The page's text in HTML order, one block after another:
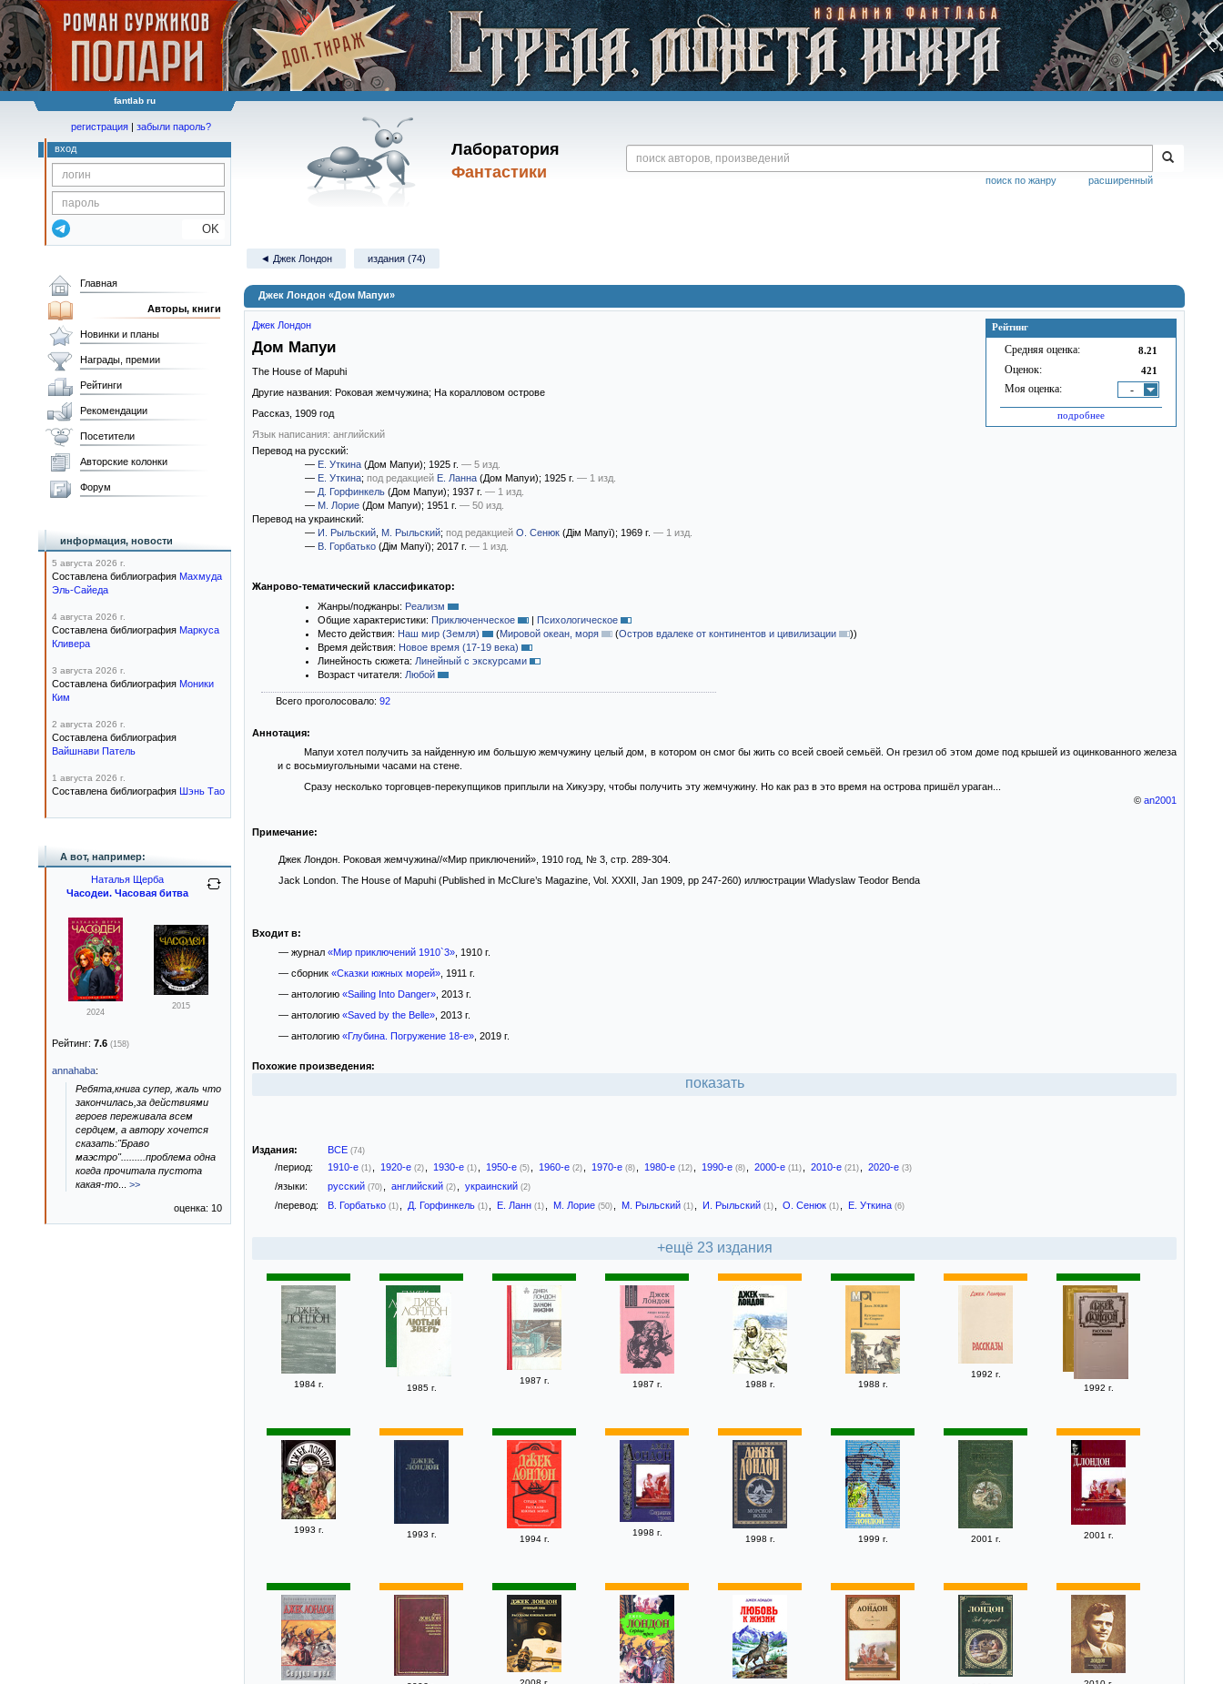
fantlab ru
Лаборатория
Фантастики
расширенный
поиск по жанру
регистрация | забыли пароль?
вход
OK
◄ Джек Лондон издания (74)
Джек Лондон «Дом Мапуи»
Рейтинг
Средняя оценка: 8.21
Оценок: 421
Моя оценка: -
подробнее
Джек Лондон
Дом Мапуи
The House of Mapuhi
Другие названия: Роковая жемчужина; На коралловом острове
Рассказ, 1909 год
Язык написания: английский
Перевод на русский:
— Е. Уткина (Дом Мапуи); 1925 г. — 5 изд.
— Е. Уткина; под редакцией Е. Ланна (Дом Мапуи); 1925 г. — 1 изд.
— Д. Горфинкель (Дом Мапуи); 1937 г. — 1 изд.
— М. Лорие (Дом Мапуи); 1951 г. — 50 изд.
Перевод на украинский:
— И. Рыльский М. Рыльский; под редакцией О. Сенюк (Дім Мапуї); 1969 г. — 1 изд.
— В. Горбатько (Дім Мапуї); 2017 г. — 1 изд.
Жанрово-тематический классификатор:
Жанры/поджанры: Реализм
Общие характеристики: Приключенческое | Психологическое
Место действия: Наш мир (Земля) (Мировой океан, моря (Остров вдалеке от континентов и цивилизации ))
Время действия: Новое время (17-19 века)
Линейность сюжета: Линейный с экскурсами
Возраст читателя: Любой
Всего проголосовало: 92
Аннотация:
Мапуи хотел получить за найденную им большую жемчужину целый дом, в котором он смог бы жить со всей своей семьёй. Он грезил об этом доме под крышей из оцинкованного железа
и с восьмиугольными часами на стене.
Сразу несколько торговцев-перекупщиков приплыли на Хикуэру, чтобы получить эту жемчужину. Но как раз в это время на острова пришёл ураган...
© an2001
Примечание:
Джек Лондон. Роковая жемчужина//«Мир приключений», 1910 год, № 3, стр. 289-304.
Jack London. The House of Mapuhi (Published in McClure’s Magazine, Vol. XXXII, Jan 1909, pp 247-260) иллюстрации Wladyslaw Teodor Benda
Входит в:
— журнал «Мир приключений 1910`3», 1910 г.
— сборник «Сказки южных морей», 1911 г.
— антологию «Sailing Into Danger», 2013 г.
— антологию «Saved by the Belle», 2013 г.
— антологию «Глубина. Погружение 18-е», 2019 г.
Похожие произведения:
показать
Издания: ВСЕ (74)
/период: 1910-е (1) 1920-е (2) 1930-е (1) 1950-е (5) 1960-е (2) 1970-е (8) 1980-е (12) 1990-е (8) 2000-е (11) 2010-е (21) 2020-е (3)
/языки: русский (70) английский (2) украинский (2)
/перевод: В. Горбатько (1) Д. Горфинкель (1) Е. Ланн (1) М. Лорие (50) М. Рыльский (1) И. Рыльский (1) О. Сенюк (1) Е. Уткина (6)
+ещё 23 издания
1984 г. 1985 г.
1987 г. 1987 г. 1988 г. 1988 г.
1992 г.
1992 г.
1993 г. 1993 г. 1994 г.
1998 г.
1998 г. 1999 г. 2001 г. 2001 г.
Главная
Авторы, книги
Новинки и планы
Награды, премии
Рейтинги
Рекомендации
Посетители
Авторские колонки
Форум
информация, новости
5 августа 2026 г.
Составлена библиография Махмуда
Эль-Сайеда
4 августа 2026 г.
Составлена библиография Маркуса
Кливера
3 августа 2026 г.
Составлена библиография Моники
Ким
2 августа 2026 г.
Составлена библиография
Вайшнави Патель
1 августа 2026 г.
Составлена библиография Шэнь Тао
А вот, например:
Наталья Щерба
Часодеи. Часовая битва
2024
2015
Рейтинг: 7.6 (158)
annahaba:
Ребята,книга супер, жаль что
закончилась,за действиями
героев переживала всем
сердцем, а автору хочется
сказать:"Браво
маэстро".........проблема одна
когда прочитала пустота
какая-то
>>
оценка: 10